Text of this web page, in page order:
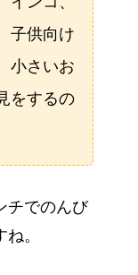
子供向け
小さいお
をするの
チでのんび
。